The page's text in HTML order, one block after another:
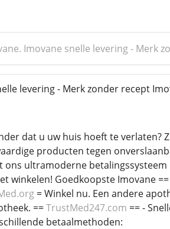
Imovane snelle levering - Merk
levering - Merk zonder recept
dat u uw huis hoeft te verlaten?
producten tegen
ultramoderne
winkelen! Goedkoopste Imovane
= Winkel nu. Een andere
==TrustMed247.com == -
betaalmethoden: